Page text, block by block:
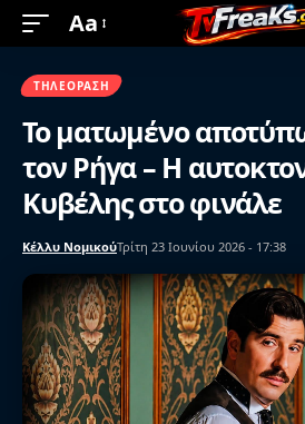
Aa
ΤΗΛΕΌΡΑΣΗ
Το ματωμένο
τον Ρήγα – Η
Κυβέλης στο φινάλε
Κέλλυ ΝομικούΤρίτη 23 Ιουνίου 2026 - 17:38